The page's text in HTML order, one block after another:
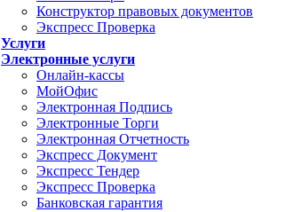
Конструктор правовых документов
Экспресс Проверка
Услуги
Электронные услуги
Онлайн-кассы
МойОфис
Электронная Подпись
Электронные Торги
Электронная Oтчетность
Экспресс Документ
Экспресс Тендер
Экспресс Проверка
Банковская гарантия